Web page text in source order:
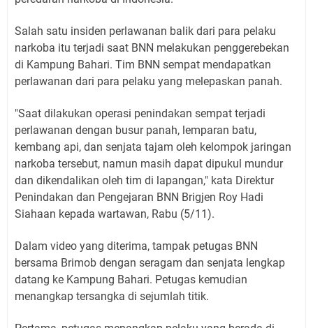
Salah satu insiden perlawanan balik dari para pelaku
narkoba itu terjadi saat BNN melakukan penggerebekan
di Kampung Bahari. Tim BNN sempat mendapatkan
perlawanan dari para pelaku yang melepaskan panah.
"Saat dilakukan operasi penindakan sempat terjadi
perlawanan dengan busur panah, lemparan batu,
kembang api, dan senjata tajam oleh kelompok jaringan
narkoba tersebut, namun masih dapat dipukul mundur
dan dikendalikan oleh tim di lapangan," kata Direktur
Penindakan dan Pengejaran BNN Brigjen Roy Hadi
Siahaan kepada wartawan, Rabu (5/11).
Dalam video yang diterima, tampak petugas BNN
bersama Brimob dengan seragam dan senjata lengkap
datang ke Kampung Bahari. Petugas kemudian
menangkap tersangka di sejumlah titik.